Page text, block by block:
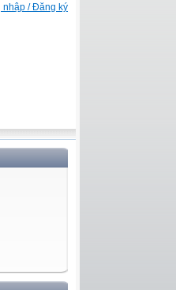
nhập / Đăng ký